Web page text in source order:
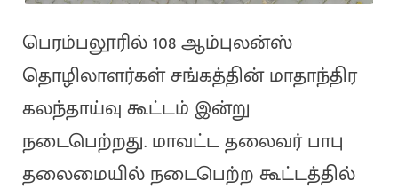
பெரம்பலூரில் 108 ஆம்புலன்ஸ்
தொழிலாளர்கள் சங்கத்தின் மாதாந்திர
கலந்தாய்வு கூட்டம் இன்று
நடைபெற்றது. மாவட்ட தலைவர் பாபு
தலைமையில் நடைபெற்ற கூட்டத்தில்